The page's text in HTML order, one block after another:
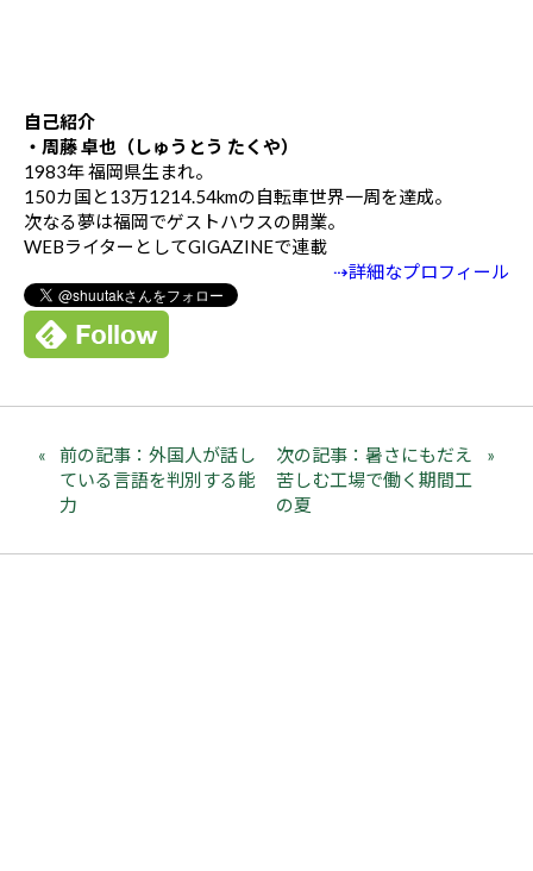
自己紹介
・周藤 卓也（しゅうとう たくや）
1983年 福岡県生まれ。
150カ国と13万1214.54kmの自転車世界一周を達成。
次なる夢は福岡でゲストハウスの開業。
WEBライターとしてGIGAZINEで連載
⇢詳細なプロフィール
前の記事：外国人が話し
ている言語を判別する能
力
次の記事：暑さにもだえ
苦しむ工場で働く期間工
の夏